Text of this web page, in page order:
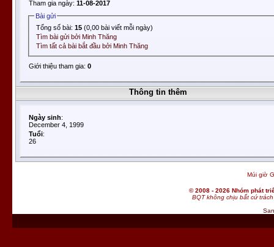
Tham gia ngày: 11-08-2017
Bài gửi
Tổng số bài:15 (0,00 bài viết mỗi ngày)
Tìm bài gửi bởi Minh Thăng
Tìm tất cả bài bắt đầu bởi Minh Thăng
Giới thiệu tham gia: 0
Thông tin thêm
Ngày sinh:
December 4, 1999
Tuổi:
26
Múi giờ
© 2008 - 2026 Nhóm phát
BQT không chịu bất cứ